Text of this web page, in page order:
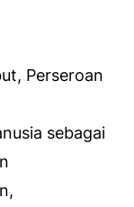
Perseroan
sebagai